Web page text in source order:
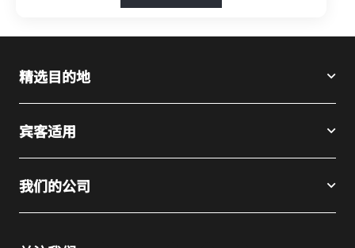
精选目的地
宾客适用
我们的公司